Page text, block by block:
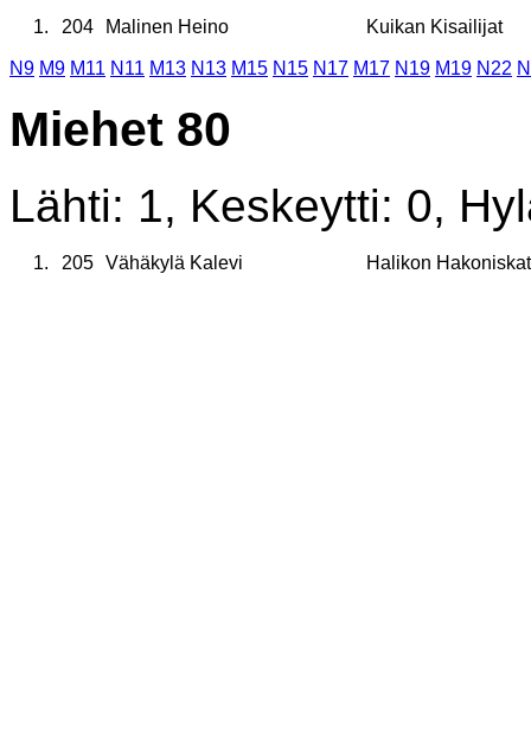
1. 204 Malinen Heino Kuikan Kisailijat
N9 M9 M11 N11 M13 N13 M15 N15 N17 M17 N19 M19 N22 N
Miehet 80
Lähti: 1, Keskeytti: 0,
1. 205 Vähäkylä Kalevi Halikon Hakoniskat